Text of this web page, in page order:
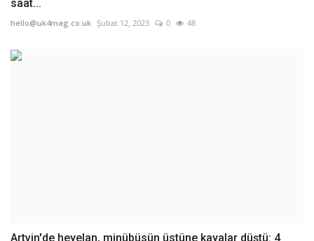
saat...
hello@uk4mag.co.uk Şubat 12, 2023 0 48
Artvin'de heyelan, minübüsün üstüne kayalar düştü: 4